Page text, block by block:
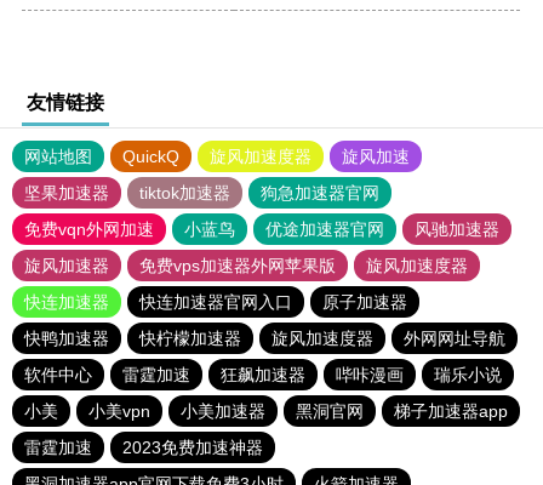
友情链接
网站地图 QuickQ 旋风加速度器
旋风加速
坚果加速器
tiktok加速器
狗急加速器官网
免费vqn外网加速
小蓝鸟 优途加速器官网
风驰加速器
旋风加速器
免费vps加速器外网苹果版
旋风加速度器
快连加速器
快连加速器官网入口
原子加速器
快鸭加速器
快柠檬加速器 旋风加速度器
外网网址导航
软件中心
雷霆加速 狂飙加速器 哔咔漫画
瑞乐小说
小美
小美vpn 小美加速器 黑洞官网
梯子加速器app
雷霆加速
2023免费加速神器